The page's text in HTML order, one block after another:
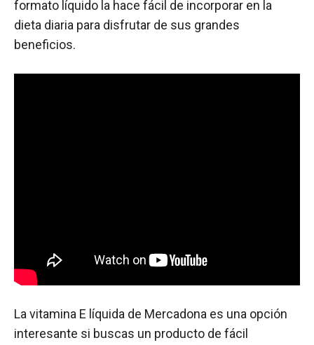
formato líquido la hace fácil de incorporar en la
dieta diaria para disfrutar de sus grandes
beneficios.
La vitamina E líquida de Mercadona es una opción
interesante si buscas un producto de fácil